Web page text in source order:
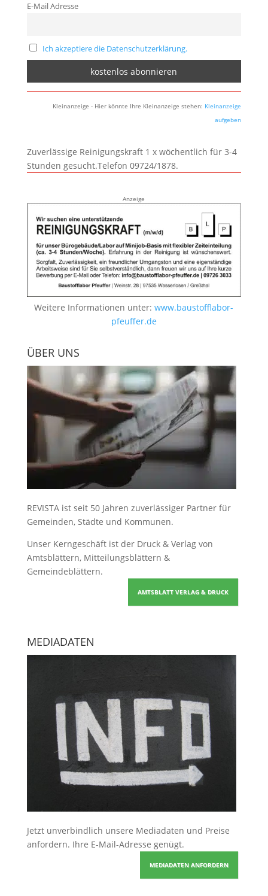
E-Mail Adresse
Ich akzeptiere die Datenschutzerklärung.
Kleinanzeige - Hier könnte Ihre Kleinanzeige stehen: Kleinanzeige
aufgeben
Zuverlässige Reinigungskraft 1 x wöchentlich für 3-4
Stunden gesucht.Telefon 09724/1878.
Anzeige
Weitere Informationen unter:www.baustofflabor-
pfeuffer.de
ÜBER UNS
REVISTA ist seit 50 Jahren zuverlässiger Partner für
Gemeinden, Städte und Kommunen.
Unser Kerngeschäft ist der Druck & Verlag von
Amtsblättern, Mitteilungsblättern &
Gemeindeblättern.
AMTSBLATT VERLAG & DRUCK
MEDIADATEN
Jetzt unverbindlich unsere Mediadaten und Preise
anfordern. Ihre E-Mail-Adresse genügt.
MEDIADATEN ANFORDERN